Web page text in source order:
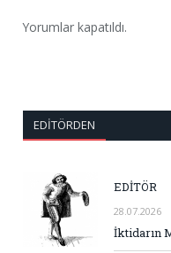
Yorumlar kapatıldı.
EDITÖRDEN
EDİTÖR
28.07.2026
İktidarın